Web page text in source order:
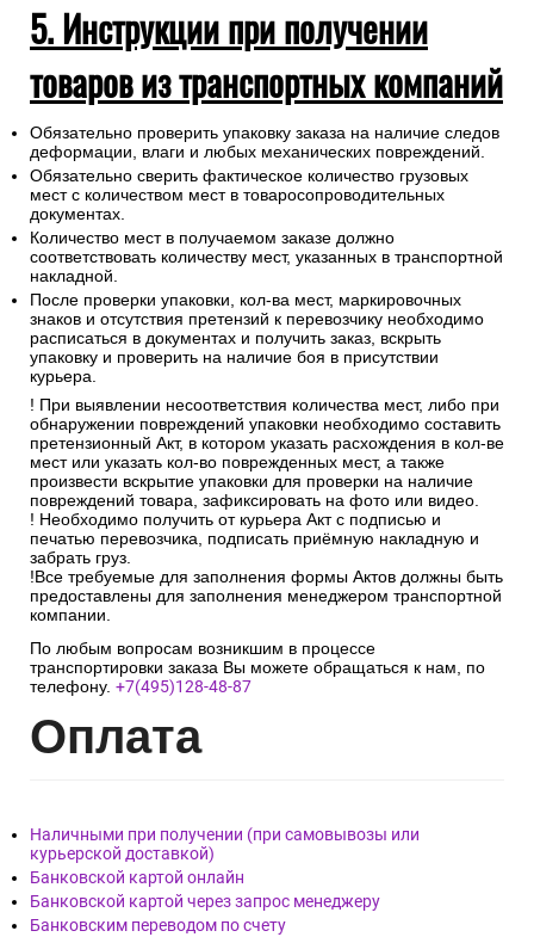
5. Инструкции при получении
товаров из транспортных компаний
Обязательно проверить упаковку заказа на наличие следов
деформации, влаги и любых механических повреждений.
Обязательно сверить фактическое количество грузовых
мест с количеством мест в товаросопроводительных
документах.
Количество мест в получаемом заказе должно
соответствовать количеству мест, указанных в транспортной
накладной.
После проверки упаковки, кол-ва мест, маркировочных
знаков и отсутствия претензий к перевозчику необходимо
расписаться в документах и получить заказ, вскрыть
упаковку и проверить на наличие боя в присутствии
курьера.
! При выявлении несоответствия количества мест, либо при
обнаружении повреждений упаковки необходимо составить
претензионный Акт, в котором указать расхождения в кол-ве
мест или указать кол-во поврежденных мест, а также
произвести вскрытие упаковки для проверки на наличие
повреждений товара, зафиксировать на фото или видео.
! Необходимо получить от курьера Акт с подписью и
печатью перевозчика, подписать приёмную накладную и
забрать груз.
!Все требуемые для заполнения формы Актов должны быть
предоставлены для заполнения менеджером транспортной
компании.
По любым вопросам возникшим в процессе
транспортировки заказа Вы можете обращаться к нам, по
телефону. +7(495)128-48-87
Оплата
Наличными при получении (при самовывозы или
курьерской доставкой)
Банковской картой онлайн
Банковской картой через запрос менеджеру
Банковским переводом по счету